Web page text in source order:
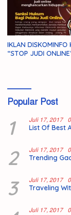
IKLAN DISKOMINFO
“STOP JUDI
Popular Post
1 Juli 17, 2017
List Of Best
2 Juli 17, 2017
Trending
3 Juli 17, 2017
Traveling
Juli 17, 2017